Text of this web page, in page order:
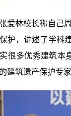
爱林校长称自己
护，讲述了学科
很多优秀建筑本
建筑遗产保护专